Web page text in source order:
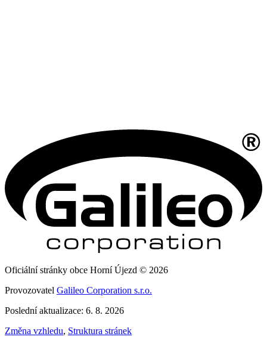
Oficiální stránky obce Horní Újezd © 2026
Provozovatel Galileo Corporation s.r.o.
Poslední aktualizace: 6. 8. 2026
Změna vzhledu, Struktura stránek